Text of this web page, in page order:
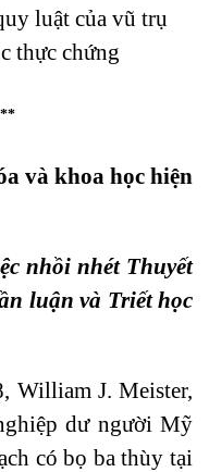
luật của vũ trụ
thực chứng
và khoa học hiện
nhồi nhét Thuyết
luận và Triết học
William J. Meister,
dư người Mỹ
có bọ ba thùy tại